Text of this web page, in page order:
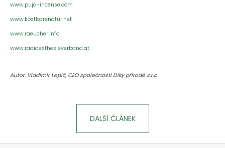
www.puja-incense.com
www.kostbarenatur.net
www.raeucher.info
www.radiaesthesieverband.at
Autor: Vladimír Lepič, CEO společnosti Díky přírodě s.r.o.
DALŠÍ ČLÁNEK